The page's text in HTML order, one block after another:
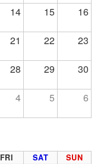
14 15 16
21 22 23
28 29 30
4 5 6
FRI SAT SUN